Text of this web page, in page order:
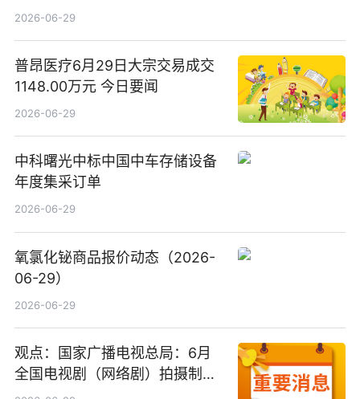
2026-06-29
普昂医疗6月29日大宗交易成交
1148.00万元 今日要闻
2026-06-29
中科曙光中标中国中车存储设备
年度集采订单
2026-06-29
氧氯化铋商品报价动态（2026-
06-29）
2026-06-29
观点：国家广播电视总局：6月
全国电视剧（网络剧）拍摄制作
备案公示剧目197部